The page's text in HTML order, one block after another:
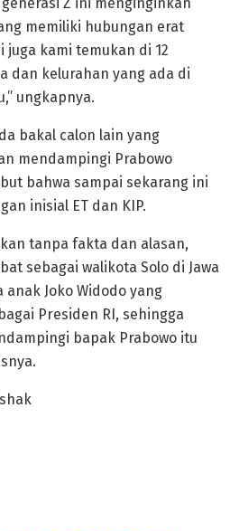
memiliki hubungan erat
kami temukan di 12
dan kelurahan yang ada di
ungkapnya.
bakal calon lain yang
mendampingi Prabowo
bahwa sampai sekarang ini
inisial ET dan KIP.
tanpa fakta dan alasan,
sebagai walikota Solo di Jawa
Joko Widodo yang
Presiden RI, sehingga
bapak Prabowo itu